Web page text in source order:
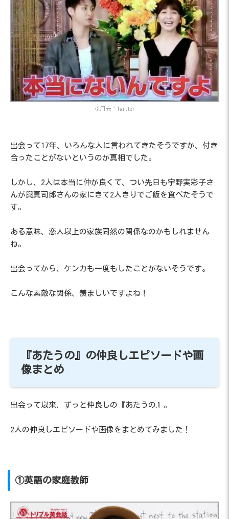
引用元：Twitter
出会って17年、いろんな人に言われてきたそうですが、付き
合ったことがないというのが真相でした。
しかし、2人は本当に仲が良くて、つい先日も宇野実彩子さ
んが與真司郎さんの家にきて2人きりでご飯を食べたそうで
す。
ある意味、恋人以上の家族同然の関係なのかもしれません
ね。
出会ってから、ケンカも一度もしたことがないそうです。
こんな素敵な関係、羨ましいですよね！
『あたうの』の仲良しエピソードや画
像まとめ
出会って以来、ずっと仲良しの『あたうの』。
2人の仲良しエピソードや画像をまとめてみました！
①英語の家庭教師